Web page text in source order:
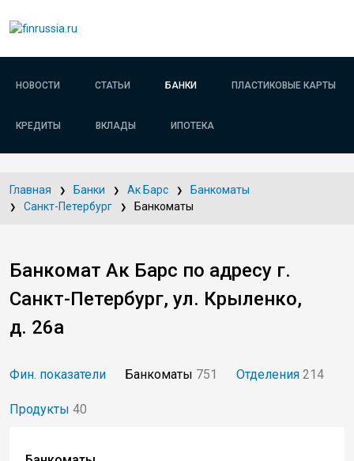
НОВОСТИ СТАТЬИ БАНКИ ПЛАСТИКОВЫЕ КАРТЫ
КРЕДИТЫ ВКЛАДЫ ИПОТЕКА
Главная Банки Ак Барс
Банкоматы
Санкт-Петербург
Банкоматы
Банкомат Ак Барс по адресу г.
Санкт-Петербург, ул. Крыленко,
д. 26а
Фин. показатели Банкоматы 751 Отделения 214
Продукты 40